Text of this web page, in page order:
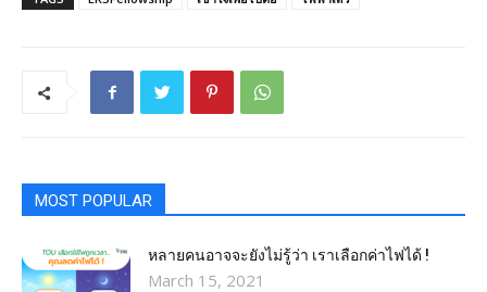
MOST POPULAR
หลายคนอาจจะยังไม่รู้ว่า เราเลือกค่าไฟได้ !
March 15, 2021